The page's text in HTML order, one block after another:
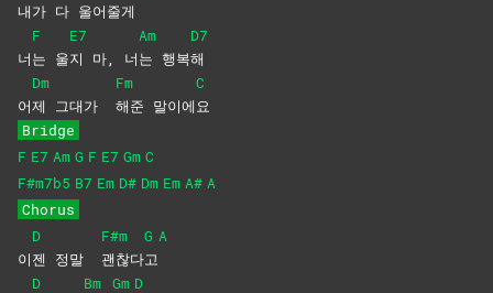
내가 다 울어줄게
너
F
는 울
E7
지 마, 너
Am
는 행복
D7
해
어
Dm
제 그대가
Fm
해준 말이에
C
요
Bridge
F E7 Am G F E7 Gm C
F#m7b5 B7 Em D# Dm Em A# A
Chorus
이
D
젠 정말
F#m
괜찮다
G
고
A
D Bm Gm D